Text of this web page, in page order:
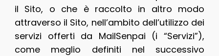
il Sito, o che è raccolto in altro modo
attraverso il Sito, nell’ambito dell’utilizzo dei
servizi offerti da MailSenpai (i “Servizi”),
come meglio definiti nel successivo